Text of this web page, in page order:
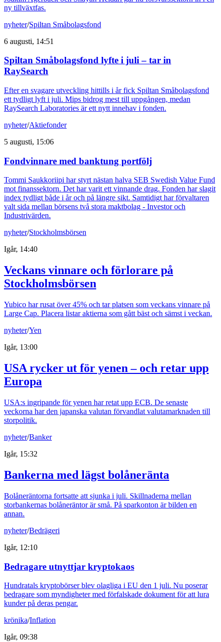
ny tillväxtfas.
nyheter/Spiltan Småbolagsfond
6 augusti, 14:51
Spiltan Småbolagsfond lyfte i juli – tar in
RaySearch
Efter en svagare utveckling hittills i år fick Spiltan Småbolagsfond
ett tydligt lyft i juli. Mips bidrog mest till uppgången, medan
RaySearch Laboratories är ett nytt innehav i fonden.
nyheter/Aktiefonder
5 augusti, 15:06
Fondvinnare med banktung portfölj
Tommi Saukkoriipi har styrt nästan halva SEB Swedish Value Fund
mot finanssektorn. Det har varit ett vinnande drag. Fonden har slagit
index tydligt både i år och på längre sikt. Samtidigt har förvaltaren
valt sida mellan börsens två stora maktbolag - Investor och
Industrivärden.
nyheter/Stockholmsbörsen
Igår, 14:40
Veckans vinnare och förlorare på
Stockholmsbörsen
Yubico har rusat över 45% och tar platsen som veckans vinnare på
Large Cap. Placera listar aktierna som gått bäst och sämst i veckan.
nyheter/Yen
Igår, 13:00
USA rycker ut för yenen – och retar upp
Europa
USA:s ingripande för yenen har retat upp ECB. De senaste
veckorna har den japanska valutan förvandlat valutamarknaden till
storpolitik.
nyheter/Banker
Igår, 15:32
Bankerna med lägst bolåneränta
Bolåneräntorna fortsatte att sjunka i juli. Skillnaderna mellan
storbankernas bolåneräntor är små. På sparkonton är bilden en
annan.
nyheter/Bedrägeri
Igår, 12:10
Bedragare utnyttjar kryptokaos
Hundratals kryptobörser blev olagliga i EU den 1 juli. Nu poserar
bedragare som myndigheter med förfalskade dokument för att lura
kunder på deras pengar.
krönika/Inflation
Igår, 09:38